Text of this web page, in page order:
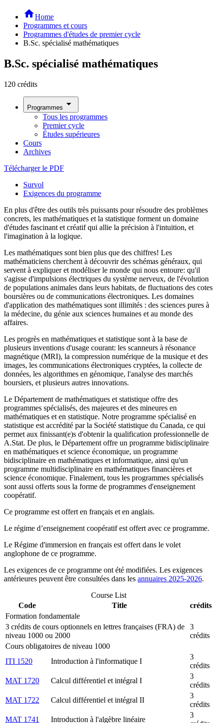
homeHome
Programmes et cours
Programmes d'études de premier cycle
B.Sc. spécialisé mathématiques
B.Sc. spécialisé mathématiques
120 crédits
Programmes arrow_drop_down
Tous les programmes
Premier cycle
Études supérieures
Cours
Archives
Télécharger le PDF
Survol
Exigences du programme
En plus d'être des outils très puissants pour résoudre des problèmes
concrets, les mathématiques et la statistique forment un domaine
d'études fascinant et créatif qui allie la précision à l'intuition, et
l'imagination à la logique.
Les mathématiques sont bien plus que des chiffres! Les
mathématiciens cherchent à découvrir des schémas généraux, qui
servent à expliquer et modéliser le monde qui nous entoure: qu'il
s'agisse d'impulsions électriques du système nerveux, de l'évolution
de populations animales dans leurs habitats, de fluctuations des cotes
boursières ou de communications électroniques. Les domaines
d'application des mathématiques sont illimités : des sciences pures à
la médecine, du génie aux sciences humaines et au monde des
affaires.
Les progrès en mathématiques et statistique sont à la base de
plusieurs inventions d'usage courant: les scanneurs à résonance
magnétique (MRI), la compression numérique de la musique et des
images, les communications électroniques cryptées, la collecte de
données, les algorithmes en génomique, l'analyse des marchés
boursiers, et plusieurs autres innovations.
Le Département de mathématiques et statistique offre des
programmes spécialisés, des majeures et des mineures en
mathématiques et en statistique. Notre programme spécialisé en
statistique est accrédité par la Société statistique du Canada, ce qui
permet aux finissant(e)s d'obtenir la qualification professionnelle de
A.Stat. De plus, le Département offre un programme bidisciplinaire
en mathématiques et science économique, un programme
bidisciplinaire en mathématiques et informatique, ainsi qu'un
programme multidisciplinaire en mathématiques financières et
science économique. Finalement, tous les programmes spécialisés
sont aussi offerts sous la forme de programmes d'enseignement
coopératif.
Ce programme est offert en français et en anglais.
Le régime d’enseignement coopératif est offert avec ce programme.
Le Régime d'immersion en français est offert dans le volet
anglophone de ce programme.
Les exigences de ce programme ont été modifiées. Les exigences
antérieures peuvent être consultées dans les annuaires 2025-2026.
Course List
Code
Title
crédits
Formation fondamentale
3 crédits de cours optionnels en lettres françaises (FRA) de
niveau 1000 ou 2000
3
crédits
Cours obligatoires de niveau 1000
ITI 1520
Introduction à l'informatique I
3
crédits
MAT 1720
Calcul différentiel et intégral I
3
crédits
MAT 1722
Calcul différentiel et intégral II
3
crédits
MAT 1741
Introduction à l'algèbre linéaire
3